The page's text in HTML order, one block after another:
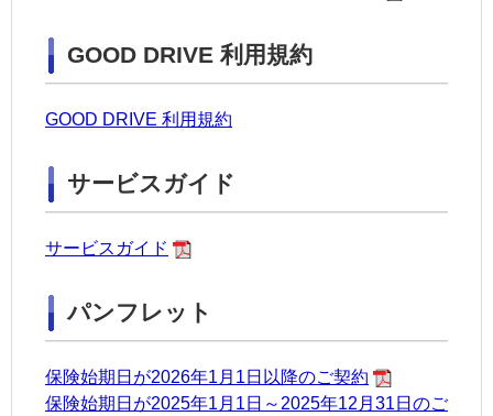
GOOD DRIVE 利用規約
GOOD DRIVE 利用規約
サービスガイド
サービスガイド
パンフレット
保険始期日が2026年1月1日以降のご契約
保険始期日が2025年1月1日～2025年12月31日のご